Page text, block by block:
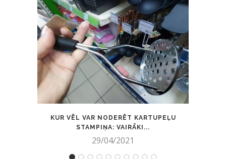
KUR VĒL VAR NODERĒT KARTUPEĻU
STAMPIŅA: VAIRĀKI...
29/04/2021